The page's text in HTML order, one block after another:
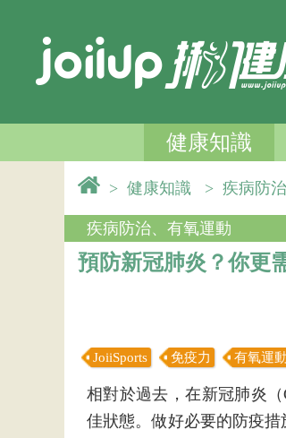
健康知識
> 健康知識 > 疾病防治
疾病防治、 有氧運動
預防新冠肺炎？你更
JoiiSports 免疫力 有氧運動
相對於過去，在新冠肺炎
佳狀態。做好必要的防疫